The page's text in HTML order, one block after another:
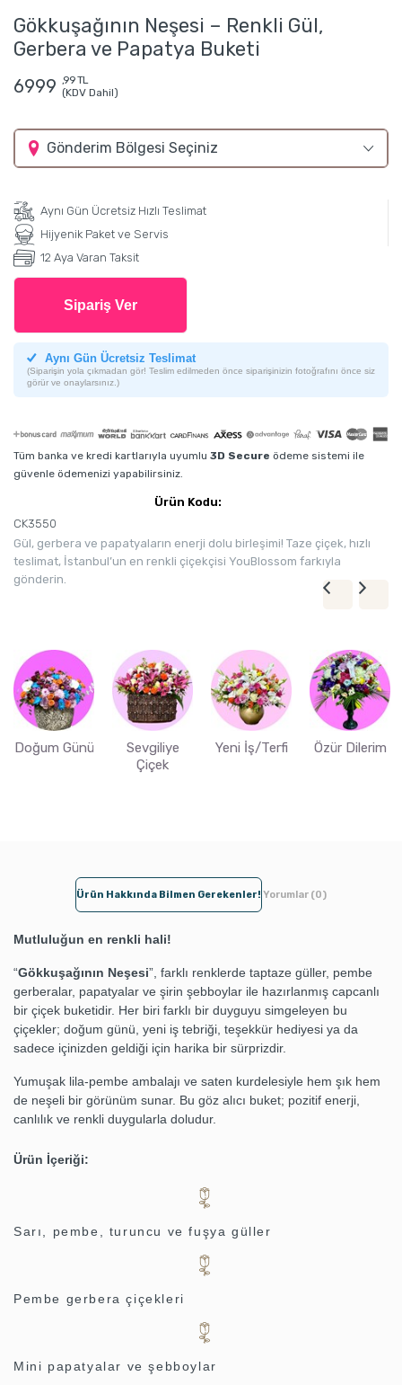
Gökkuşağının Neşesi – Renkli Gül,
Gerbera ve Papatya Buketi
6999 ,99 TL
(KDV Dahil)
Gönderim Bölgesi Seçiniz
Aynı Gün Ücretsiz Hızlı Teslimat
Hijyenik Paket ve Servis
12 Aya Varan Taksit
Sipariş Ver
Aynı Gün Ücretsiz Teslimat
(Siparişin yola çıkmadan gör! Teslim edilmeden önce siparişinizin fotoğrafını önce siz
görür ve onaylarsınız.)
Tüm banka ve kredi kartlarıyla uyumlu 3D Secure ödeme sistemi ile
güvenle ödemenizi yapabilirsiniz.
Ürün Kodu:
CK3550
Gül, gerbera ve papatyaların enerji dolu birleşimi! Taze çiçek, hızlı
teslimat, İstanbul’un en renkli çiçekçisi YouBlossom farkıyla
gönderin.
Doğum Günü
Sevgiliye
Çiçek
Yeni İş/Terfi Özür Dilerim
Ürün Hakkında Bilmen Gerekenler! Yorumlar (0)
Mutluluğun en renkli hali!
“Gökkuşağının Neşesi”, farklı renklerde taptaze güller, pembe
gerberalar, papatyalar ve şirin şebboylar ile hazırlanmış capcanlı
bir çiçek buketidir. Her biri farklı bir duyguyu simgeleyen bu
çiçekler; doğum günü, yeni iş tebriği, teşekkür hediyesi ya da
sadece içinizden geldiği için harika bir sürprizdir.
Yumuşak lila-pembe ambalajı ve saten kurdelesiyle hem şık hem
de neşeli bir görünüm sunar. Bu göz alıcı buket; pozitif enerji,
canlılık ve renkli duygularla doludur.
Ürün İçeriği:
Sarı, pembe, turuncu ve fuşya güller
Pembe gerbera çiçekleri
Mini papatyalar ve şebboylar